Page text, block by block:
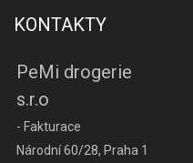
KONTAKTY
PeMi drogerie
s.r.o
- Fakturace
Národní 60/28, Praha 1